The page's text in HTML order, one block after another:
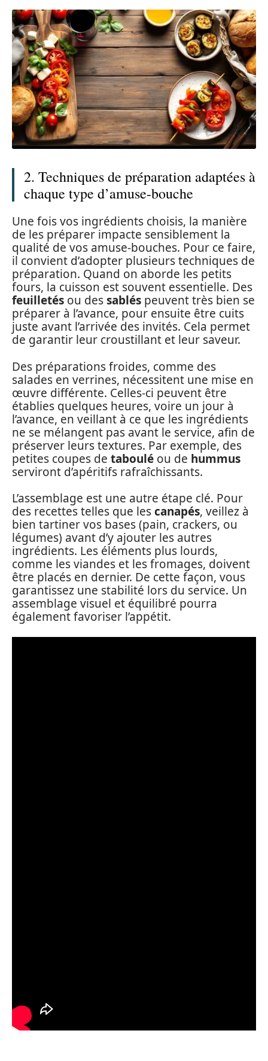
2. Techniques de préparation adaptées à
chaque type d’amuse-bouche
Une fois vos ingrédients choisis, la manière
de les préparer impacte sensiblement la
qualité de vos amuse-bouches. Pour ce faire,
il convient d’adopter plusieurs techniques de
préparation. Quand on aborde les petits
fours, la cuisson est souvent essentielle. Des
feuilletés ou dessablés peuvent très bien se
préparer à l’avance, pour ensuite être cuits
juste avant l’arrivée des invités. Cela permet
de garantir leur croustillant et leur saveur.
Des préparations froides, comme des
salades en verrines, nécessitent une mise en
œuvre différente. Celles-ci peuvent être
établies quelques heures, voire un jour à
l’avance, en veillant à ce que les ingrédients
ne se mélangent pas avant le service, afin de
préserver leurs textures. Par exemple, des
petites coupes de taboulé ou de hummus
serviront d’apéritifs rafraîchissants.
L’assemblage est une autre étape clé. Pour
des recettes telles que lescanapés, veillez à
bien tartiner vos bases (pain, crackers, ou
légumes) avant d’y ajouter les autres
ingrédients. Les éléments plus lourds,
comme les viandes et les fromages, doivent
être placés en dernier. De cette façon, vous
garantissez une stabilité lors du service. Un
assemblage visuel et équilibré pourra
également favoriser l’appétit.